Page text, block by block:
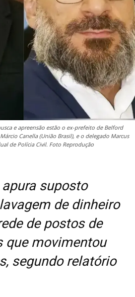
e apreensão estão o ex-prefeito de Belford
Canella (União Brasil), e o delegado Marcus
de Polícia Civil. Foto Reprodução
suposto
de dinheiro
de postos de
que movimentou
segundo relatório